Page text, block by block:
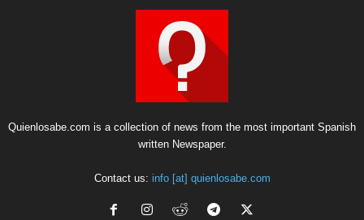
Quienlosabe.com is a collection of news from the most important Spanish
written Newspaper.
Contact us: info [at] quienlosabe.com